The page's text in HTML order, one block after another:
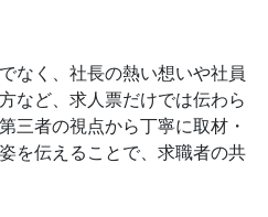
なく、社長の熱い想いや社員
など、求人票だけでは伝わら
三者の視点から丁寧に取材・
を伝えることで、求職者の共